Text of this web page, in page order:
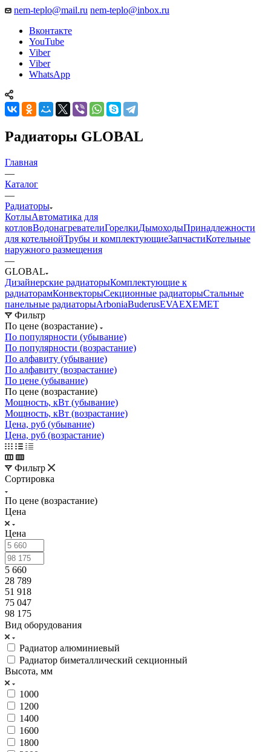
nem-teplo@mail.ru nem-teplo@inbox.ru
Вконтакте
YouTube
Viber
Viber
WhatsApp
Радиаторы GLOBAL
Главная
—
Каталог
—
Радиаторы
КотлыАвтоматика для
котловВодонагревателиГорелкиДымоходыПринадлежности
для котельнойТрубы и комплектующиеЗапчастиКотельные
наружного размещения
—
GLOBAL
Дизайнерские радиаторыКомплектующие к
радиаторамКонвекторыСекционные радиаторыСтальные
панельные радиаторыArboniaBuderusEVAEXEMET
Фильтр
По цене (возрастание)
По популярности (убывание)
По популярности (возрастание)
По алфавиту (убывание)
По алфавиту (возрастание)
По цене (убывание)
По цене (возрастание)
Мощность, кВт (убывание)
Мощность, кВт (возрастание)
Цена, руб (убывание)
Цена, руб (возрастание)
Фильтр
Сортировка
По цене (возрастание)
Цена
Цена
5 660
28 789
51 918
75 047
98 175
Вид оборудования
Радиатор алюминиевый
Радиатор биметаллический секционный
Высота, мм
1000
1200
1400
1600
1800